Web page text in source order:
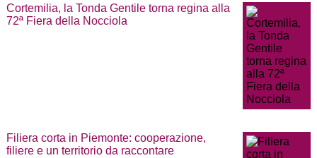
Cortemilia, la Tonda Gentile torna regina alla
72ª Fiera della Nocciola
Filiera corta in Piemonte: cooperazione,
filiere e un territorio da raccontare